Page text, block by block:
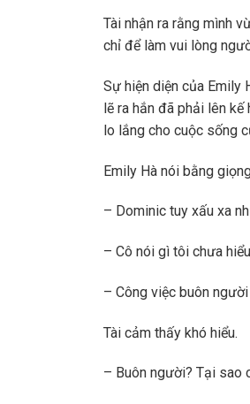
Tài nhận ra rằng mình
chỉ để làm vui lòng
Sự hiện diện của Emily
lẽ ra hắn đã phải lên
lo lắng cho cuộc sống
Emily Hà nói bằng
– Dominic tuy xấu xa
– Cô nói gì tôi chưa
– Công việc buôn
Tài cảm thấy khó hiểu.
– Buôn người? Tại sao